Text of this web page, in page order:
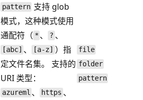
pattern 支持 glob
模式，这种模式使用
通配符（ * 、 ? 、
[abc] 、 [a-z] ）指
定文件名集。 支持的
URI 类型：
azureml 、 https 、
file
folder
pattern